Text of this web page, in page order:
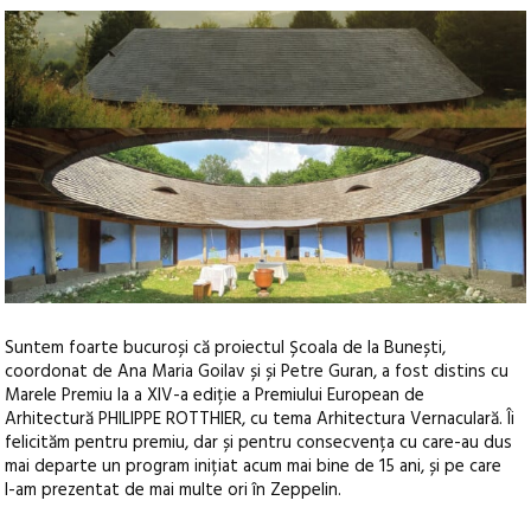
Suntem foarte bucuroși că proiectul Școala de la Bunești,
coordonat de Ana Maria Goilav și și Petre Guran, a fost distins cu
Marele Premiu la a XIV-a ediție a Premiului European de
Arhitectură PHILIPPE ROTTHIER, cu tema Arhitectura Vernaculară.Îi
felicităm pentru premiu, dar și pentru consecvența cu care-au dus
mai departe un program inițiat acum mai bine de 15 ani, și pe care
l-am prezentat de mai multe ori în Zeppelin.